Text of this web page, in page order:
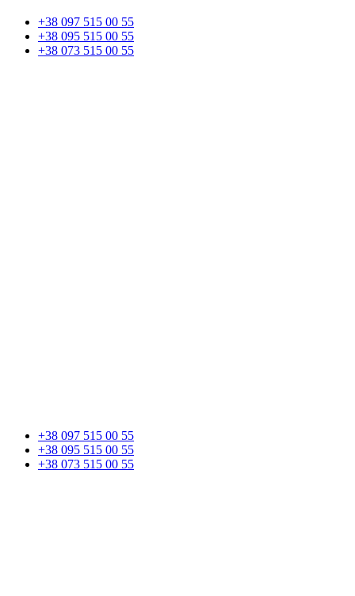
+38 097 515 00 55
+38 095 515 00 55
+38 073 515 00 55
+38 097 515 00 55
+38 095 515 00 55
+38 073 515 00 55